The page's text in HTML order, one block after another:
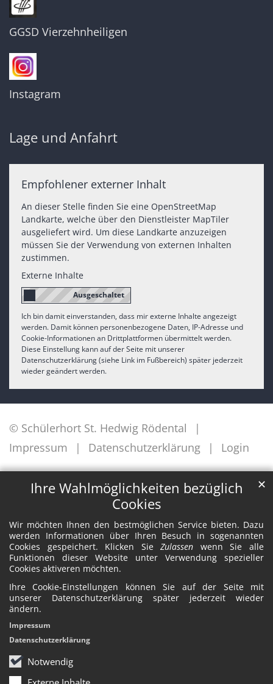
Ihre Wahlmöglichkeiten bezüglich
Cookies
Wir möchten Ihnen den bestmöglichen Service bieten. Dazu
werden Informationen über Ihren Besuch in sogenannten
Cookies gespeichert. Klicken SieZulassen wenn Sie alle
Funktionen dieser Website unter Verwendung spezieller
Cookies aktiveren möchten.
Ihre Cookie-Einstellungen können Sie auf der Seite mit
unserer Datenschutzerklärung später jederzeit wieder
ändern.
Notwendig
✕
Impressum
Datenschutzerklärung
GGSD Vierzehnheiligen
Instagram
Lage und Anfahrt
Empfohlener externer Inhalt
An dieser Stelle finden Sie eine OpenStreetMap
Landkarte, welche über den Dienstleister MapTiler
ausgeliefert wird. Um diese Landkarte anzuzeigen
müssen Sie der Verwendung von externen Inhalten
zustimmen.
Externe Inhalte
Ich bin damit einverstanden, dass mir externe Inhalte angezeigt
werden. Damit können personenbezogene Daten, IP-Adresse und
Cookie-Informationen an Drittplattformen übermittelt werden.
Diese Einstellung kann auf der Seite mit unserer
Datenschutzerklärung (siehe Link im Fußbereich) später jederzeit
wieder geändert werden.
© Schülerhort St. Hedwig Rödental
Impressum
Datenschutzerklärung Login